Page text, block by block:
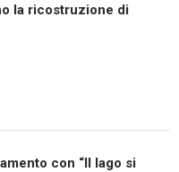
la ricostruzione di
con “Il lago si